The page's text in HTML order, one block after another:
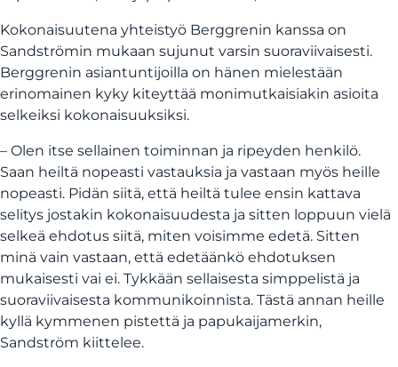
Kokonaisuutena yhteistyö Berggrenin kanssa on
Sandströmin mukaan sujunut varsin suoraviivaisesti.
Berggrenin asiantuntijoilla on hänen mielestään
erinomainen kyky kiteyttää monimutkaisiakin asioita
selkeiksi kokonaisuuksiksi.
– Olen itse sellainen toiminnan ja ripeyden henkilö.
Saan heiltä nopeasti vastauksia ja vastaan myös heille
nopeasti. Pidän siitä, että heiltä tulee ensin kattava
selitys jostakin kokonaisuudesta ja sitten loppuun vielä
selkeä ehdotus siitä, miten voisimme edetä. Sitten
minä vain vastaan, että edetäänkö ehdotuksen
mukaisesti vai ei. Tykkään sellaisesta simppelistä ja
suoraviivaisesta kommunikoinnista. Tästä annan heille
kyllä kymmenen pistettä ja papukaijamerkin,
Sandström kiittelee.